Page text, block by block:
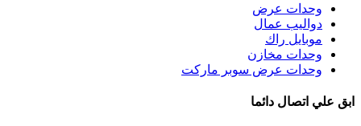
وحدات عرض
دواليب عمال
موبايل راك
وحدات مخازن
وحدات عرض سوبر ماركت
ابق علي اتصال دائما